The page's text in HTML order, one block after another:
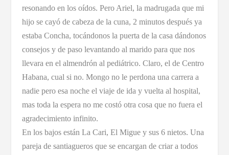
resonando en los oídos. Pero Ariel, la madrugada que mi
hijo se cayó de cabeza de la cuna, 2 minutos después ya
estaba Concha, tocándonos la puerta de la casa dándonos
consejos y de paso levantando al marido para que nos
llevara en el almendrón al pediátrico. Claro, el de Centro
Habana, cual si no. Mongo no le perdona una carrera a
nadie pero esa noche el viaje de ida y vuelta al hospital,
mas toda la espera no me costó otra cosa que no fuera el
agradecimiento infinito.
En los bajos están La Cari, El Migue y sus 6 nietos. Una
pareja de santiagueros que se encargan de criar a todos